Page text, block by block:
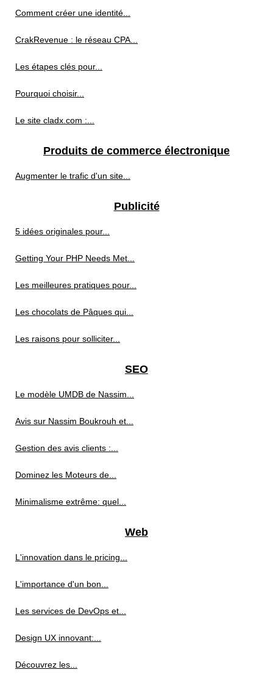
Comment créer une identité...
CrakRevenue : le réseau CPA...
Les étapes clés pour...
Pourquoi choisir...
Le site cladx.com :...
Produits de commerce électronique
Augmenter le trafic d'un site...
Publicité
5 idées originales pour...
Getting Your PHP Needs Met...
Les meilleures pratiques pour...
Les chocolats de Pâques qui...
Les raisons pour solliciter...
SEO
Le modèle UMDB de Nassim...
Avis sur Nassim Boukrouh et...
Gestion des avis clients :...
Dominez les Moteurs de...
Minimalisme extrême: quel...
Web
L'innovation dans le pricing...
L'importance d'un bon...
Les services de DevOps et...
Design UX innovant:...
Découvrez les...